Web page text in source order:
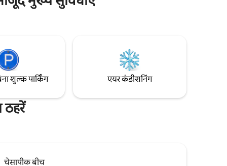
नहीं!
प्रवेशद्वार तक पक्का फ़ुटपाथ के साथ पूरी निजता का
शुल्क पार्किंग एयर कंडीशनिंग
चेसापीक बीच